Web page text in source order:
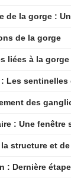
de la gorge :
de la gorge
liées à la gorge
Les sentinelles
des
: Une fenêtre
la structure et
: Dernière